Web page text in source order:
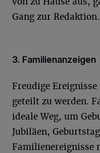
Gang zur Redaktion.
3. Familienanzeigen
Freudige
geteilt zu werden.
ideale Weg, um
Jubiläen,
Familienereignisse